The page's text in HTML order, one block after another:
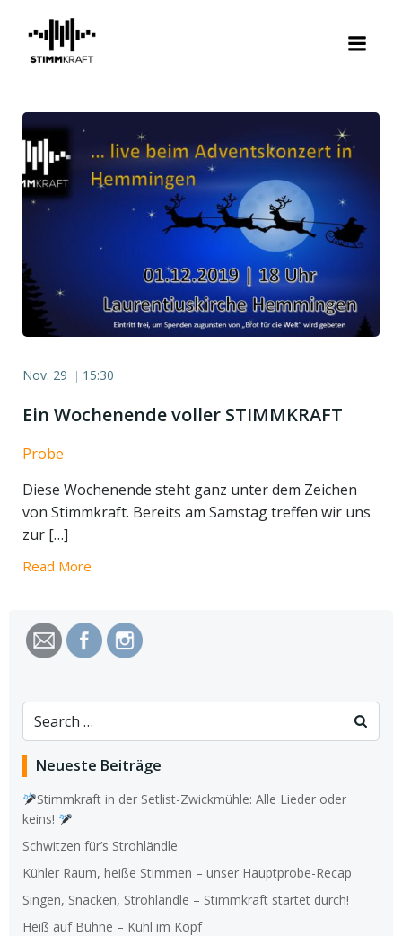
Nov. 29 | 15:30
Ein Wochenende voller STIMMKRAFT
Probe
Diese Wochenende steht ganz unter dem Zeichen
von Stimmkraft. Bereits am Samstag treffen wir uns
zur […]
Read More
Search
for:
Neueste Beiträge
Stimmkraft in der Setlist-Zwickmühle: Alle Lieder oder
keins!
Schwitzen für’s Strohländle
Kühler Raum, heiße Stimmen – unser Hauptprobe-Recap
Singen, Snacken, Strohländle – Stimmkraft startet durch!
Heiß auf Bühne – Kühl im Kopf